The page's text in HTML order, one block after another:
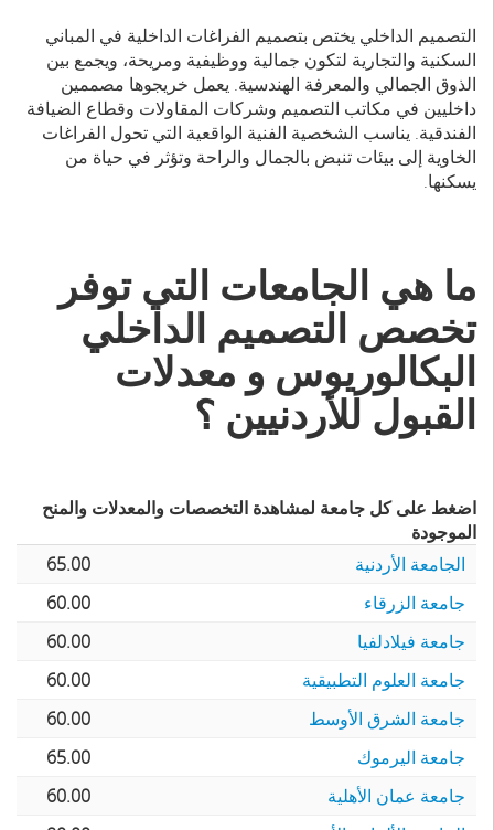
التصميم الداخلي يختص بتصميم الفراغات الداخلية في المباني
السكنية والتجارية لتكون جمالية ووظيفية ومريحة، ويجمع بين
الذوق الجمالي والمعرفة الهندسية. يعمل خريجوها مصممين
داخليين في مكاتب التصميم وشركات المقاولات وقطاع الضيافة
الفندقية. يناسب الشخصية الفنية الواقعية التي تحول الفراغات
الخاوية إلى بيئات تنبض بالجمال والراحة وتؤثر في حياة من
يسكنها.
ما هي الجامعات التي توفر
تخصص التصميم الداخلي
البكالوريوس و معدلات
القبول للأردنيين ؟
اضغط على كل جامعة لمشاهدة التخصصات والمعدلات والمنح
الموجودة
الجامعة الأردنية
65.00
جامعة الزرقاء
60.00
جامعة فيلادلفيا
60.00
جامعة العلوم التطبيقية
60.00
جامعة الشرق الأوسط
60.00
جامعة اليرموك
65.00
جامعة عمان الأهلية
60.00